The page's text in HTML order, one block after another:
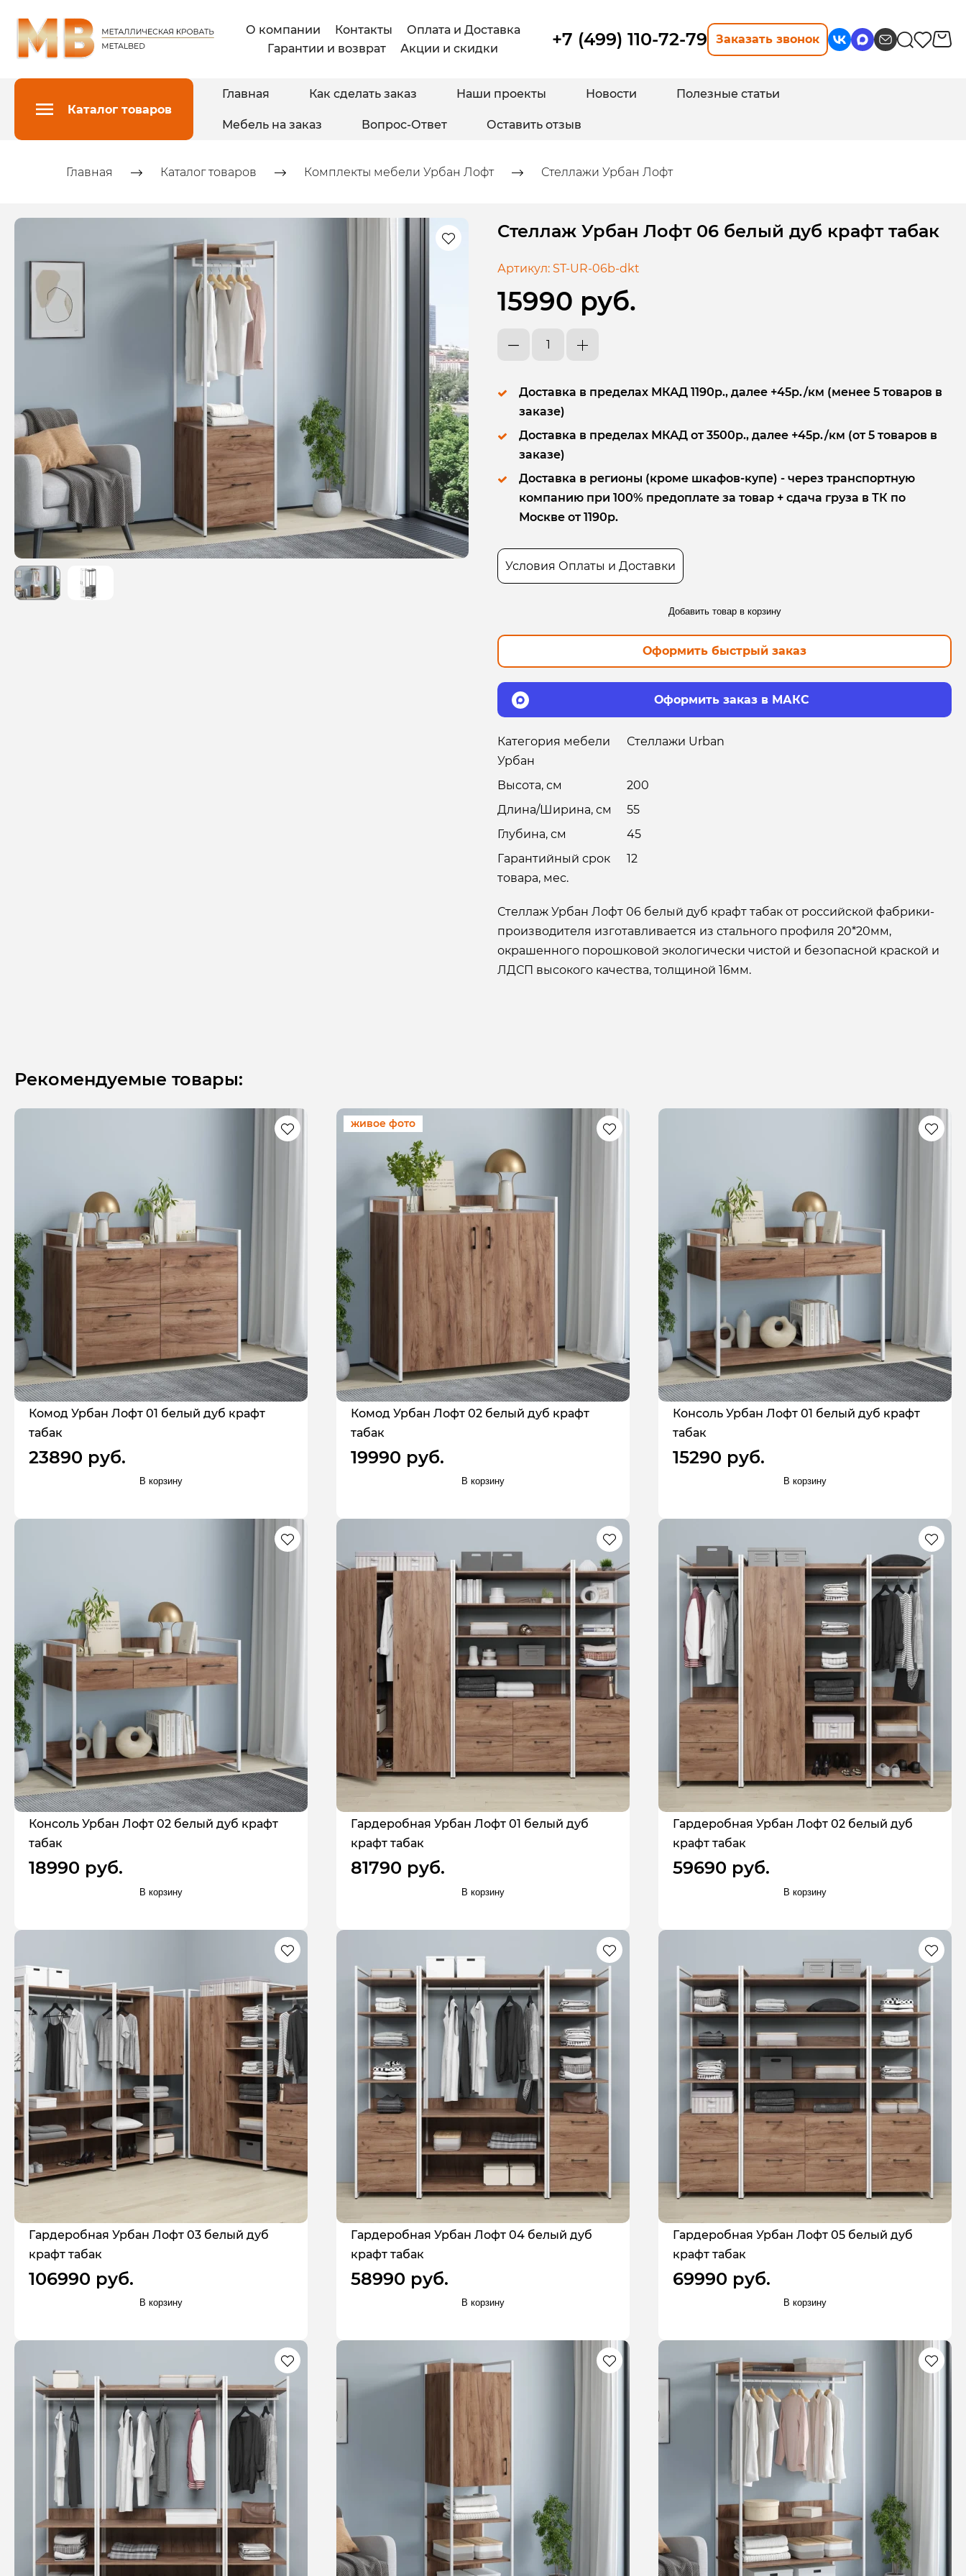
О компании Контакты
Оплата и Доставка
Гарантии и возврат
Акции и скидки +7 (499) 110-72-79 Заказать звонок
Каталог товаров
Главная Как сделать заказ Наши проекты Новости Полезные статьи
Мебель на заказ Вопрос-Ответ Оставить отзыв
Главная Каталог товаров Комплекты мебели Урбан Лофт Стеллажи Урбан Лофт
Стеллаж Урбан Лофт 06 белый дуб крафт табак
Артикул: ST-UR-06b-dkt
15990 руб.
Доставка в пределах МКАД 1190р., далее +45р./км (менее 5 товаров в
заказе)
Доставка в пределах МКАД от 3500р., далее +45р./км (от 5 товаров в
заказе)
Доставка в регионы (кроме шкафов-купе) - через транспортную
компанию при 100% предоплате за товар + сдача груза в ТК по
Москве от 1190р.
Условия Оплаты и Доставки
Добавить товар в корзину
Оформить быстрый заказ
Оформить заказ в МАКС
Категория мебели
Урбан
Стеллажи Urban
Высота, см
200
Длина/Ширина, см
55
Глубина, см
45
Гарантийный срок
товара, мес.
12
Стеллаж Урбан Лофт 06 белый дуб крафт табак от российской фабрики-
производителя изготавливается из стального профиля 20*20мм,
окрашенного порошковой экологически чистой и безопасной краской и
ЛДСП высокого качества, толщиной 16мм.
Рекомендуемые товары:
Комод Урбан Лофт 01 белый дуб крафт
табак
23890 руб.
В корзину
живое фото
Комод Урбан Лофт 02 белый дуб крафт
табак
19990 руб.
В корзину
Консоль Урбан Лофт 01 белый дуб крафт
табак
15290 руб.
В корзину
Консоль Урбан Лофт 02 белый дуб крафт
табак
18990 руб.
В корзину
Гардеробная Урбан Лофт 01 белый дуб
крафт табак
81790 руб.
В корзину
Гардеробная Урбан Лофт 02 белый дуб
крафт табак
59690 руб.
В корзину
Гардеробная Урбан Лофт 03 белый дуб
крафт табак
106990 руб.
В корзину
Гардеробная Урбан Лофт 04 белый дуб
крафт табак
58990 руб.
В корзину
Гардеробная Урбан Лофт 05 белый дуб
крафт табак
69990 руб.
В корзину